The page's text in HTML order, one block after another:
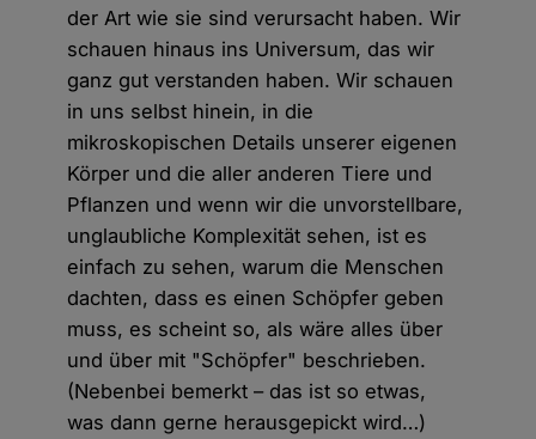
der Art wie sie sind verursacht haben. Wir
schauen hinaus ins Universum, das wir
ganz gut verstanden haben. Wir schauen
in uns selbst hinein, in die
mikroskopischen Details unserer eigenen
Körper und die aller anderen Tiere und
Pflanzen und wenn wir die unvorstellbare,
unglaubliche Komplexität sehen, ist es
einfach zu sehen, warum die Menschen
dachten, dass es einen Schöpfer geben
muss, es scheint so, als wäre alles über
und über mit "Schöpfer" beschrieben.
(Nebenbei bemerkt – das ist so etwas,
was dann gerne herausgepickt wird…)